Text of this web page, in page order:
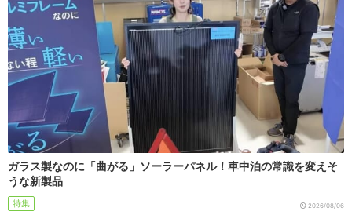
ガラス製なのに「曲がる」ソーラーパネル！車中泊の常識を変えそ
うな新製品
特集 2026/08/06